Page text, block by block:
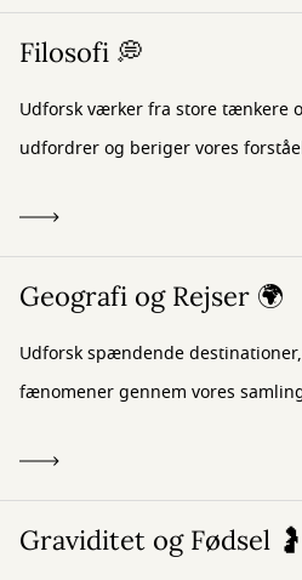
Filosofi 💭
Udforsk værker fra store tænkere
udfordrer og beriger vores
Geografi og Rejser 🌍
Udforsk spændende
fænomener gennem vores
Graviditet og Fødsel 🤰